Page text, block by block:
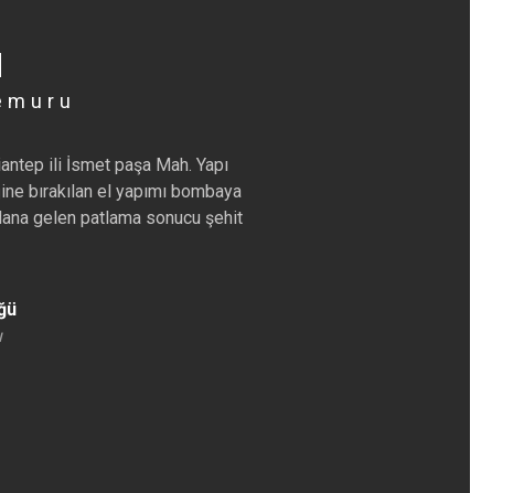
ili İsmet paşa Mah. Yapı
bırakılan el yapımı bombaya
gelen patlama sonucu şehit